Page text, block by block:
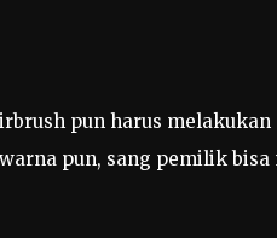
pun harus
pun, sang pemilik bisa